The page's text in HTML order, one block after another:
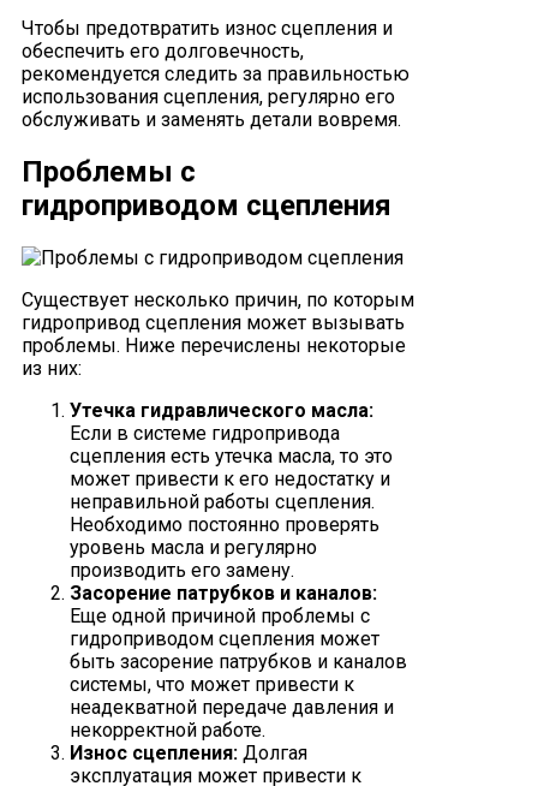
Чтобы предотвратить износ сцепления и
обеспечить его долговечность,
рекомендуется следить за правильностью
использования сцепления, регулярно его
обслуживать и заменять детали вовремя.
Проблемы с
гидроприводом сцепления
Существует несколько причин, по которым
гидропривод сцепления может вызывать
проблемы. Ниже перечислены некоторые
из них:
Утечка гидравлического масла:
Если в системе гидропривода
сцепления есть утечка масла, то это
может привести к его недостатку и
неправильной работы сцепления.
Необходимо постоянно проверять
уровень масла и регулярно
производить его замену.
Засорение патрубков и каналов:
Еще одной причиной проблемы с
гидроприводом сцепления может
быть засорение патрубков и каналов
системы, что может привести к
неадекватной передаче давления и
некорректной работе.
Износ сцепления: Долгая
эксплуатация может привести к